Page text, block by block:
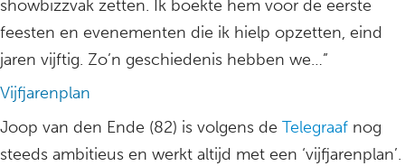
showbizzvak zetten. Ik boekte hem voor de eerste
feesten en evenementen die ik hielp opzetten, eind
jaren vijftig. Zo’n geschiedenis hebben we…”
Vijfjarenplan
Joop van den Ende (82) is volgens de Telegraaf nog
steeds ambitieus en werkt altijd met een ‘vijfjarenplan’.